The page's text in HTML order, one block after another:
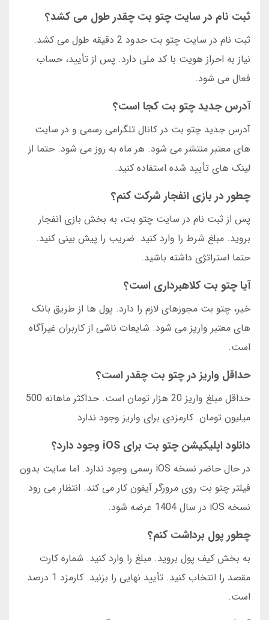
ثبت نام در سایت چتو بت چقدر طول می کشد؟
ثبت نام در سایت چتو بت حدود 2 دقیقه طول می کشد.
نیاز به احراز هویت با کد ملی دارد. پس از تأیید، حساب
فعال می شود.
آدرس جدید چتو بت کجا است؟
آدرس جدید چتو بت در کانال تلگرامی رسمی و در سایت
های معتبر منتشر می شود. هر ماه به روز می شود. حتما از
لینک های تأیید شده استفاده کنید.
چطور در بازی انفجار شرکت کنم؟
پس از ثبت نام در سایت چتو بت، به بخش بازی انفجار
بروید. مبلغ شرط را وارد کنید. ضریب را پیش بینی کنید.
حتما استراتژی داشته باشید.
آیا چتو بت کلاهبرداری است؟
خیر، چتو بت مجوزهای لازم را دارد. پول ها از طریق بانک
های معتبر واریز می شود. شایعات ناشی از کاربران غیرآگاه
است.
حداقل واریز در چتو بت چقدر است؟
حداقل مبلغ واریز 20 هزار تومان است. حداکثر ماهانه 500
میلیون تومان. کارمزدی برای واریز وجود ندارد.
دانلود اپلیکیشن چتو بت برای iOS وجود دارد؟
در حال حاضر نسخه iOS رسمی وجود ندارد. اما سایت بدون
فیلتر چتو بت روی مرورگر آیفون کار می کند. انتظار می رود
نسخه iOS در سال 1404 عرضه شود.
چطور پول برداشت کنم؟
به بخش کیف پول بروید. مبلغ را وارد کنید. شماره کارت
مقصد را انتخاب کنید. تأیید نهایی را بزنید. کارمزد 1 درصد
است.